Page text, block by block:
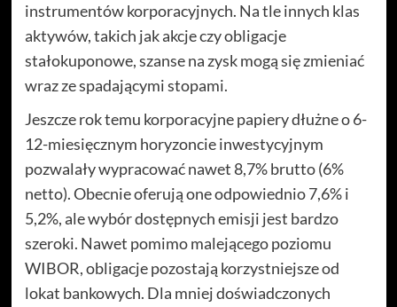
instrumentów korporacyjnych. Na tle innych klas
aktywów, takich jak akcje czy obligacje
stałokuponowe, szanse na zysk mogą się zmieniać
wraz ze spadającymi stopami.
Jeszcze rok temu korporacyjne papiery dłużne o 6-
12-miesięcznym horyzoncie inwestycyjnym
pozwalały wypracować nawet 8,7% brutto (6%
netto). Obecnie oferują one odpowiednio 7,6% i
5,2%, ale wybór dostępnych emisji jest bardzo
szeroki. Nawet pomimo malejącego poziomu
WIBOR, obligacje pozostają korzystniejsze od
lokat bankowych. Dla mniej doświadczonych